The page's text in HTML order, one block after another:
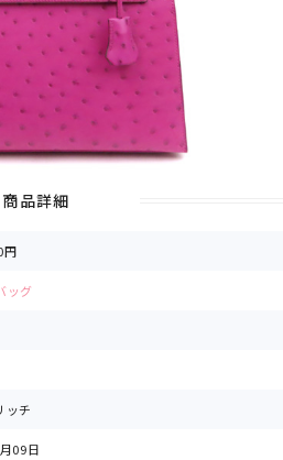
商品詳細
円
ッグ
ッチ
09日